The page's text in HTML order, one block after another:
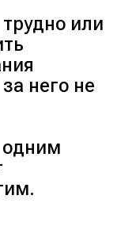
или
него не
одним